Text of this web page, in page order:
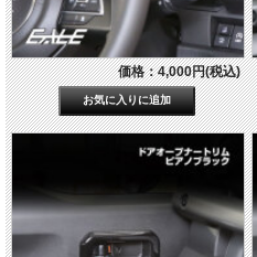
価格：4,000円(税込)